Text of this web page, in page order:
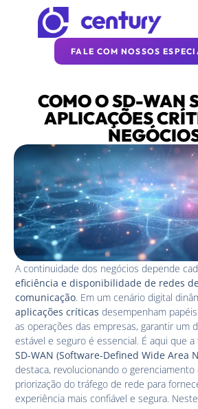
FALE COM NOSSOS
COMO O SD-WAN
APLICAÇÕES
A continuidade dos negócios depende
eficiência e disponibilidade de redes
comunicação. Em um cenário digital
aplicações críticas desempenham
as operações das empresas, garantir um
estável e seguro é essencial. É aqui que a
SD-WAN (Software-Defined Wide Area
destaca, revolucionando o gerenciamento
priorização do tráfego de rede para
experiência mais confiável e segura.